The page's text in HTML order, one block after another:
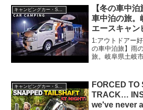
テ】って人気で
キャンピングカー・SUV人気車種
【冬の車中
車中泊の旅。
エースキャン
1:アウトドアー
の車中泊旅】雨
旅。岐阜県土岐
2024.03.30(Sat)
FORCED TO
TRACK…
we've never